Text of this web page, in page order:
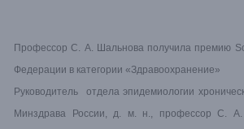
Профессор С. А. Шальнова получила премию
Федерации в категории «Здравоохранение»
Руководитель отдела эпидемиологии
Минздрава России, д. м. н., профессор С.